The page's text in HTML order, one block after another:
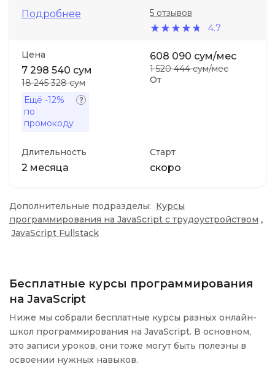
Подробнее
4.7
5 отзывов
Цена
7 298 540 сум
18 245 328 сум
Ещё -12%
по
промокоду
От
608 090 сум/мес
1 520 444 сум/мес
Длительность
2 месяца
Старт
скоро
Дополнительные подразделы: Курсы
программирования на JavaScript с трудоустройством ,
JavaScript Fullstack
Бесплатные курсы программирования
на JavaScript
Ниже мы собрали бесплатные курсы разных онлайн-
школ программирования на JavaScript. В основном,
это записи уроков, они тоже могут быть полезны в
освоении нужных навыков.